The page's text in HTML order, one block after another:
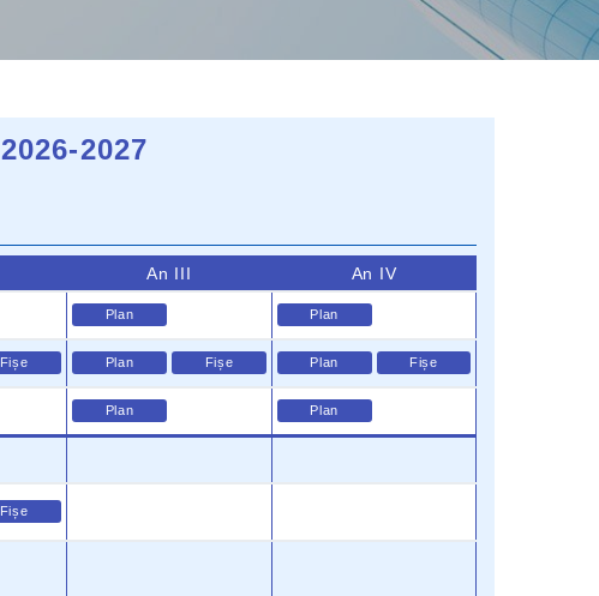
2026-2027
An III An IV
Plan Plan
Fișe Plan Fișe Plan Fișe
Plan Plan
Fișe